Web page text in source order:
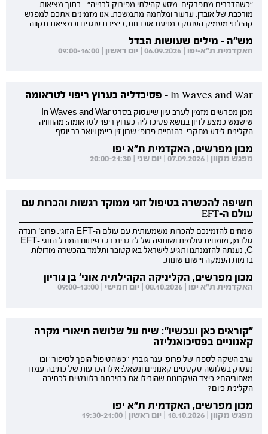
"כשהדברים מתפרקים: מסע קהילתי מפירוק לבנייה" - בתוך מציאות
מורכבת של אובדן, ערעור ומלחמה מתמשכת, אנו מזמינים אתכם למפגש
קהילתי מעמיק העוסק במניעת אובדנות, ביצירת עוגנים ובמציאת תקווה.
מש"ה - מילים שעושות הבדל
האקדמית ת"א-יפו | 06.09.2026 | יום ראשון | 09:00-16:00
In Waves and War - פסיכדליה כערוץ ריפוי לטראומה
מכון מפרשים מזמין לערב עיון שיעסוק בסרט In Waves and War
שישמש כמצע לדיון בנושא פסיכדליה כערוץ ריפוי לטראומה: מהחוויה
הקלינית לידע מחקרי. בהנחיית פרופ' שרון זין ביימן ויואב בר יוסף.
מכון מפרשים, האקדמית ת"א יפו
מפגש מקוון | 07.09.2026 | יום שני | 20:00-21:30
חשיפה להכשרה בטיפול זוגי ממוקד רגשות והכרות עם
עולם ה-EFT
שמחים להזמינכם להכרות משמעותית עם עולם ה-EFT הזוגי. פרופ' רונדה
גולדמן, מומחית עולמית ושותפה של לז גרינברג בפיתוח המודל הזוגי EFT-
C, נענתה להזמנתנו ותגיע לישראל באוקטובר ותלמד בהכשרה מודולות
ברמות העמקה ויישום שונות.
מכון מפרשים, הקליניקה הקהילתית אוני' בן גוריון
האקדמית ת"א יפו | 08.10.2026 | יום חמישי | 09:00-13:00
"קוראים כאן ועכשיו": שיח על שלושה תיאורי מקרה
קאנוניים בפסיכואנליזה
ערב השקה לספרו של פרופ' ענר גוברין "כשהטיפול הופך לסיפור" ובו
נעסוק בשלושה טקסטים קאנוניים ונשאל: אילו הכרעות של כתיבה עמדו
מאחוריהם? כיצד העקרונות שהובילו את כתיבתם רלוונטיים לכתיבה
הקלינית כיום?
מכון מפרשים, האקדמית ת"א יפו
מפגש מקוון | 18.10.2026 | יום ראשון | 19:30-21:00